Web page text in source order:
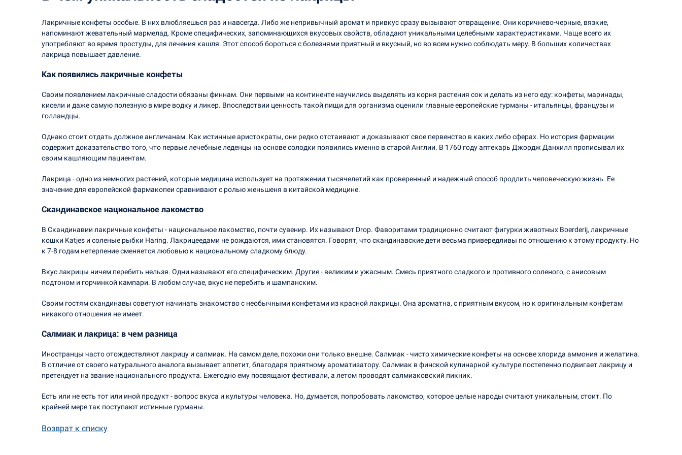
Лакричные конфеты особые. В них влюбляешься раз и навсегда. Либо же непривычный аромат и привкус сразу вызывают отвращение. Они коричнево-черные, вязкие,
напоминают жевательный мармелад. Кроме специфических, запоминающихся вкусовых свойств, обладают уникальными целебными характеристиками. Чаще всего их
употребляют во время простуды, для лечения кашля. Этот способ бороться с болезнями приятный и вкусный, но во всем нужно соблюдать меру. В больших количествах
лакрица повышает давление.
Как появились лакричные конфеты
Своим появлением лакричные сладости обязаны финнам. Они первыми на континенте научились выделять из корня растения сок и делать из него еду: конфеты, маринады,
кисели и даже самую полезную в мире водку и ликер. Впоследствии ценность такой пищи для организма оценили главные европейские гурманы - итальянцы, французы и
голландцы.
Однако стоит отдать должное англичанам. Как истинные аристократы, они редко отстаивают и доказывают свое первенство в каких либо сферах. Но история фармации
содержит доказательство того, что первые лечебные леденцы на основе солодки появились именно в старой Англии. В 1760 году аптекарь Джордж Данхилл прописывал их
своим кашляющим пациентам.
Лакрица - одно из немногих растений, которые медицина использует на протяжении тысячелетий как проверенный и надежный способ продлить человеческую жизнь. Ее
значение для европейской фармакопеи сравнивают с ролью женьшеня в китайской медицине.
Скандинавское национальное лакомство
В Скандинавии лакричные конфеты - национальное лакомство, почти сувенир. Их называют Drop. Фаворитами традиционно считают фигурки животных Boerderij, лакричные
кошки Katjes и соленые рыбки Haring. Лакрицеедами не рождаются, ими становятся. Говорят, что скандинавские дети весьма привередливы по отношению к этому продукту. Но
к 7-8 годам нетерпение сменяется любовью к национальному сладкому блюду.
Вкус лакрицы ничем перебить нельзя. Одни называют его специфическим. Другие - великим и ужасным. Смесь приятного сладкого и противного соленого, с анисовым
подтоном и горчинкой кампари. В любом случае, вкус не перебить и шампанским.
Своим гостям скандинавы советуют начинать знакомство с необычными конфетами из красной лакрицы. Она ароматна, с приятным вкусом, но к оригинальным конфетам
никакого отношения не имеет.
Салмиак и лакрица: в чем разница
Иностранцы часто отождествляют лакрицу и салмиак. На самом деле, похожи они только внешне. Салмиак - чисто химические конфеты на основе хлорида аммония и желатина.
В отличие от своего натурального аналога вызывает аппетит, благодаря приятному ароматизатору. Салмиак в финской кулинарной культуре постепенно подвигает лакрицу и
претендует на звание национального продукта. Ежегодно ему посвящают фестивали, а летом проводят салмиаковский пикник.
Есть или не есть тот или иной продукт - вопрос вкуса и культуры человека. Но, думается, попробовать лакомство, которое целые народы считают уникальным, стоит. По
крайней мере так поступают истинные гурманы.
Возврат к списку